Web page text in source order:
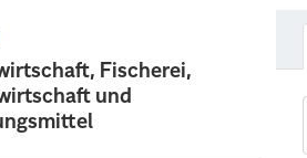
Fischerei,
und